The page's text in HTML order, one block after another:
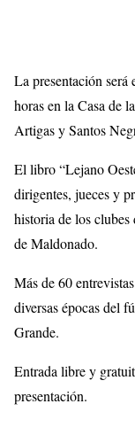
La presentación será
horas en la Casa de
Artigas y Santos
El libro “Lejano
dirigentes, jueces y
historia de los clubes
de Maldonado.
Más de 60
diversas épocas del
Grande.
Entrada libre y
presentación.